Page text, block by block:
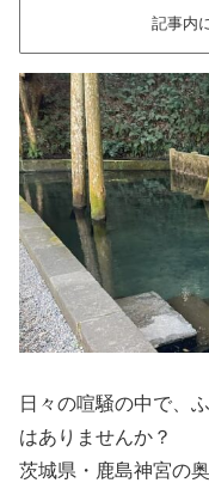
記事内
日々の喧騒の中で、
はありませんか？
茨城県・鹿島神宮の